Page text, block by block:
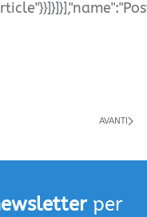
AVANTI
per